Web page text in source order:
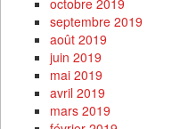
octobre 2019
septembre 2019
août 2019
juin 2019
mai 2019
avril 2019
mars 2019